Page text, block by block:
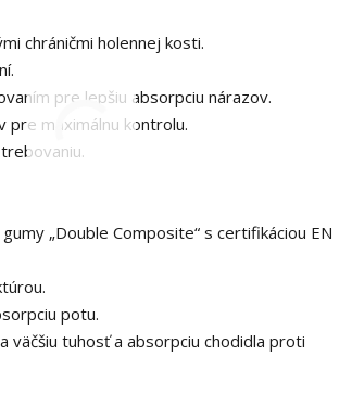
chráničmi holennej kosti.
pre lepšiu absorpciu nárazov.
maximálnu kontrolu.
„Double Composite“ s certifikáciou EN
potu.
väčšiu tuhosť a absorpciu chodidla proti